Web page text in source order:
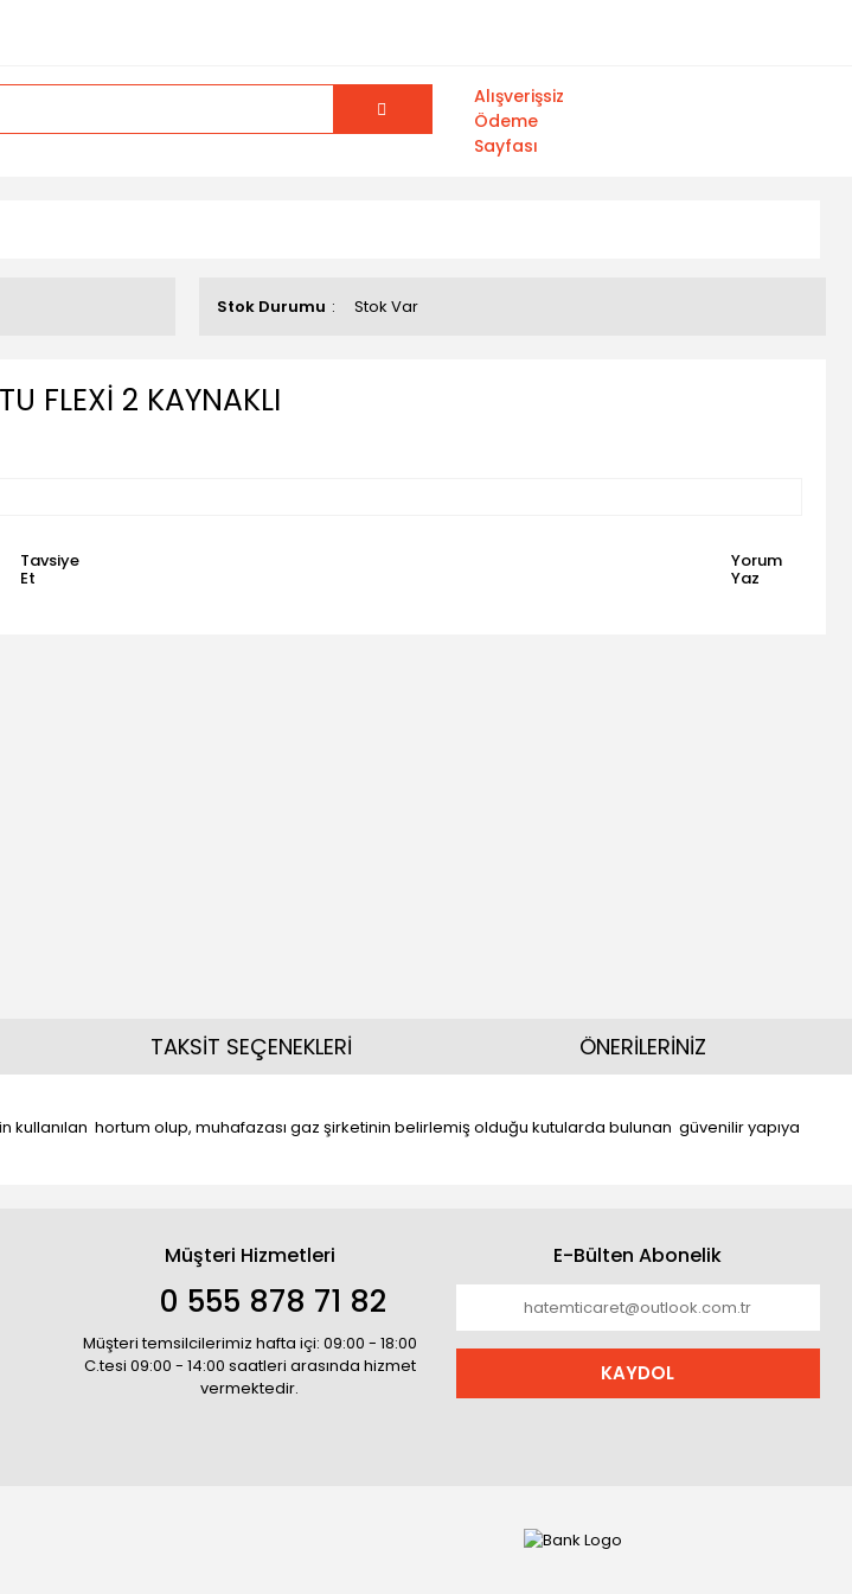
Alışverişsiz
Ödeme
Sayfası
Stok Durumu Stok Var
FLEXİ 2 KAYNAKLI
Tavsiye
Et
Yorum
Yaz
kullanılan hortum olup, muhafazası gaz şirketinin belirlemiş olduğu kutularda bulunan güvenilir yapıya
TAKSİT SEÇENEKLERİ ÖNERİLERİNİZ
Müşteri Hizmetleri
0 555 878 71 82
Müşteri temsilcilerimiz hafta içi: 09:00 - 18:00
C.tesi 09:00 - 14:00 saatleri arasında hizmet
vermektedir.
E-Bülten Abonelik
KAYDOL